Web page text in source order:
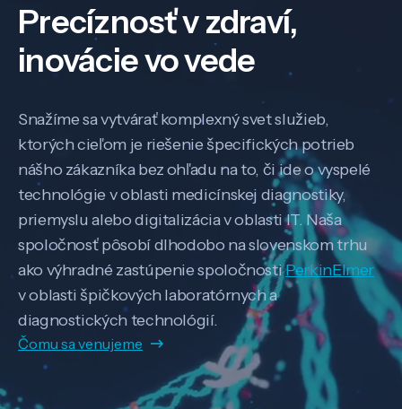
Precíznosť v zdraví,
inovácie vo vede
Snažíme sa vytvárať komplexný svet služieb,
ktorých cieľom je riešenie špecifických potrieb
nášho zákazníka bez ohľadu na to, či ide o vyspelé
technológie v oblasti medicínskej diagnostiky,
priemyslu alebo digitalizácia v oblasti IT. Naša
spoločnosť pôsobí dlhodobo na slovenskom trhu
ako výhradné zastúpenie spoločnostiPerkinElmer
v oblasti špičkových laboratórnych a
diagnostických technológií.
Čomu sa venujeme